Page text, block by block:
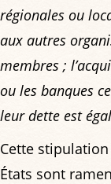
régionales ou
aux autres
membres ;
ou les banques
leur dette est
Cette
États sont